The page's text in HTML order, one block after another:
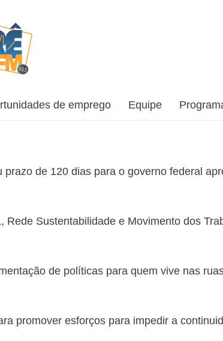
de emprego Equipe
de 120 dias para o governo federal
Sustentabilidade e Movimento dos
de políticas para quem vive nas
promover esforços para impedir a